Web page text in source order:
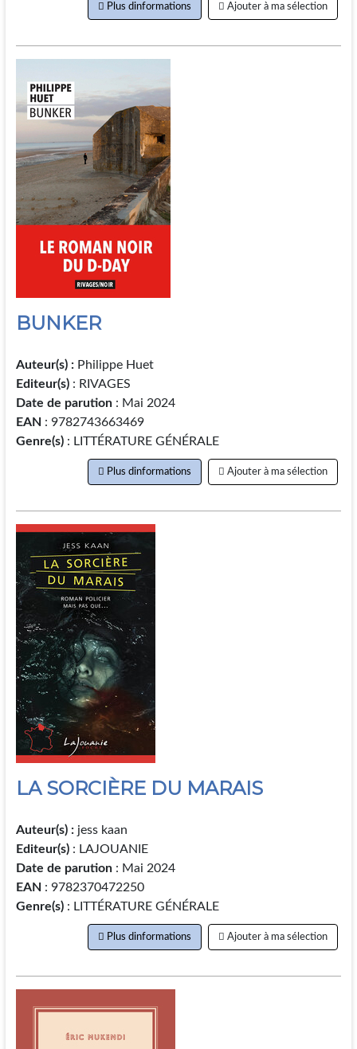
Plus dinformations Ajouter à ma sélection
BUNKER
Auteur(s) :Philippe Huet
Editeur(s) : RIVAGES
Date de parution: Mai 2024
EAN : 9782743663469
Genre(s): LITTÉRATURE GÉNÉRALE
Plus dinformations Ajouter à ma sélection
LA SORCIÈRE DU MARAIS
Auteur(s) :jess kaan
Editeur(s) : LAJOUANIE
Date de parution: Mai 2024
EAN : 9782370472250
Genre(s): LITTÉRATURE GÉNÉRALE
Plus dinformations Ajouter à ma sélection